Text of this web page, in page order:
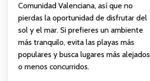
Comunidad Valenciana, así que no
pierdas la oportunidad de disfrutar del
sol y el mar. Si prefieres un ambiente
más tranquilo, evita las playas más
populares y busca lugares más alejados
o menos concurridos.